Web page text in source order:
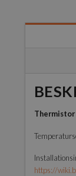
Thermistor
https://